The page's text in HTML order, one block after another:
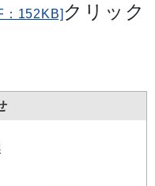
152KB] クリック